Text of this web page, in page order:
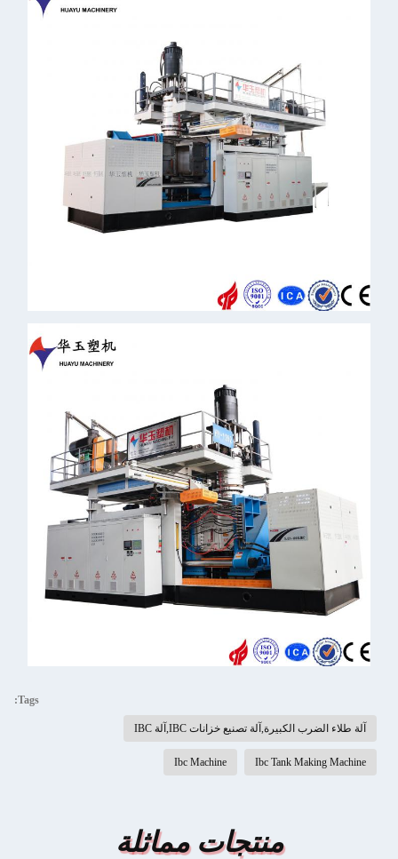
Tags:
آلة طلاء الضرب الكبيرة,آلة تصنيع خزانات IBC,آلة IBC
Ibc Tank Making Machine
Ibc Machine
منتجات مماثلة